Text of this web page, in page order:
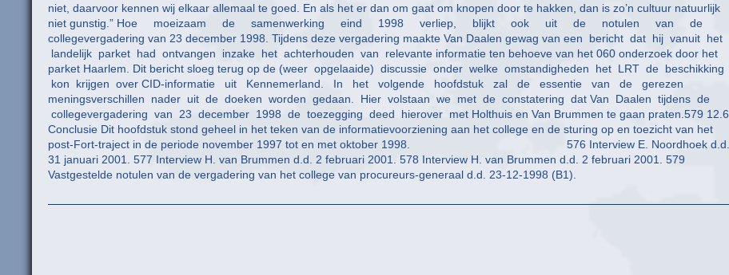
niet, daarvoor kennen wij elkaar allemaal te goed. En als het er dan om gaat om knopen door te hakken, dan is zo’n cultuur natuurlijk
niet gunstig.” Hoe moeizaam de samenwerking eind 1998 verliep, blijkt ook uit de notulen van de
collegevergadering van 23 december 1998. Tijdens deze vergadering maakte Van Daalen gewag van een bericht dat hij vanuit het
landelijk parket had ontvangen inzake het achterhouden van relevante informatie ten behoeve van het 060 onderzoek door het
parket Haarlem. Dit bericht sloeg terug op de (weer opgelaaide) discussie onder welke omstandigheden het LRT de beschikking
kon krijgen over CID-informatie uit Kennemerland. In het volgende hoofdstuk zal de essentie van de gerezen
meningsverschillen nader uit de doeken worden gedaan. Hier volstaan we met de constatering dat Van Daalen tijdens de
collegevergadering van 23 december 1998 de toezegging deed hierover met Holthuis en Van Brummen te gaan praten.579 12.6
Conclusie Dit hoofdstuk stond geheel in het teken van de informatievoorziening aan het college en de sturing op en toezicht van het
post-Fort-traject in de periode november 1997 tot en met oktober 1998. 576 Interview E. Noordhoek d.d.
31 januari 2001. 577 Interview H. van Brummen d.d. 2 februari 2001. 578 Interview H. van Brummen d.d. 2 februari 2001. 579
Vastgestelde notulen van de vergadering van het college van procureurs-generaal d.d. 23-12-1998 (B1).